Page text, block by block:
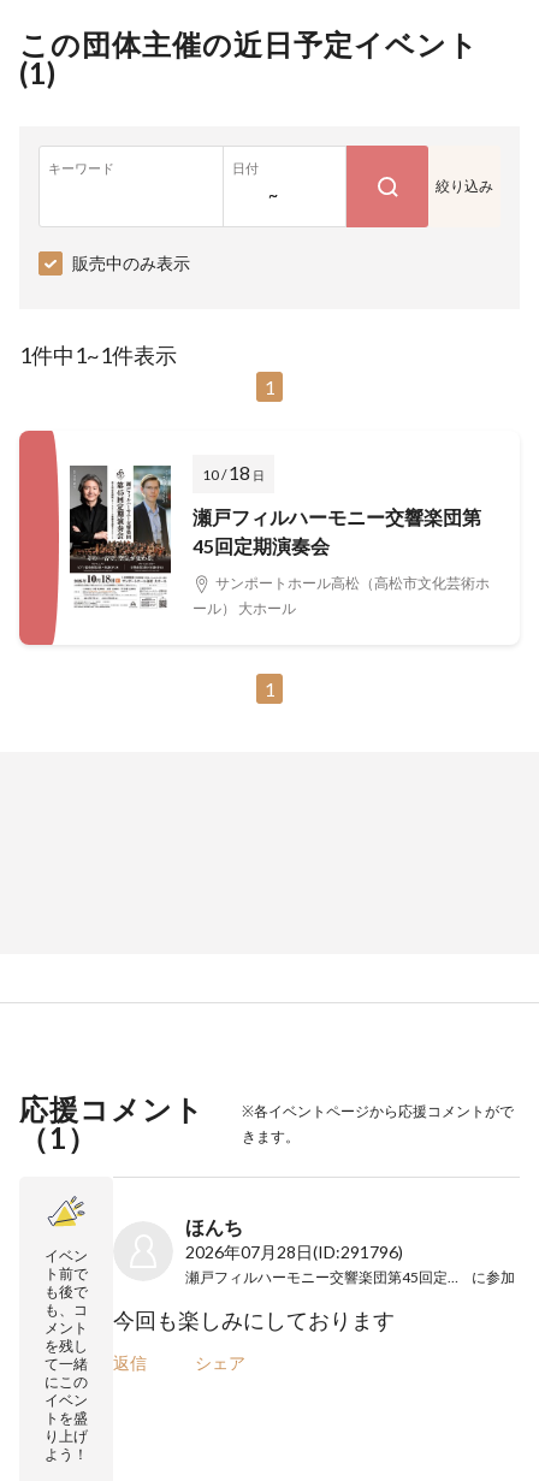
この団体主催の近日予定イベント
(1)
キーワード 日付
~ 絞り込み
販売中のみ表示
1件中1~1件表示
1
10 /18 日
瀬戸フィルハーモニー交響楽団第
45回定期演奏会
サンポートホール高松（高松市文化芸術ホ
ール） 大ホール
1
応援コメント
（1）
※各イベントページから応援コメントがで
きます。
イベン
ト前で
も後で
も、コ
メント
を残し
て一緒
にこの
イベン
トを盛
り上げ
よう！
ほんち
2026年07月28日(ID:291796)
に参加
今回も楽しみにしております
返信 シェア